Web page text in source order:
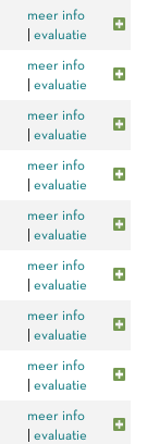
meer info
evaluatie
meer info
evaluatie
meer info
evaluatie
meer info
evaluatie
meer info
evaluatie
meer info
evaluatie
meer info
evaluatie
meer info
evaluatie
meer info
evaluatie